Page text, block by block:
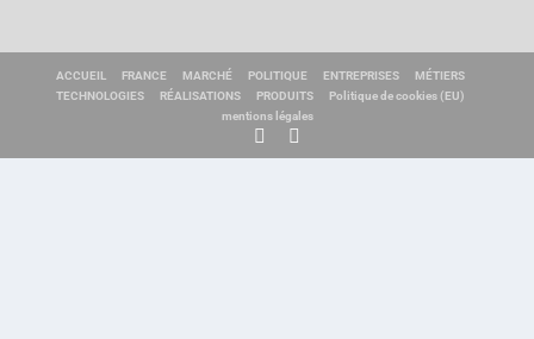
ACCUEIL FRANCE MARCHÉ POLITIQUE ENTREPRISES
MÉTIERS
TECHNOLOGIES
RÉALISATIONS PRODUITS
Politique de cookies (EU)
mentions légales